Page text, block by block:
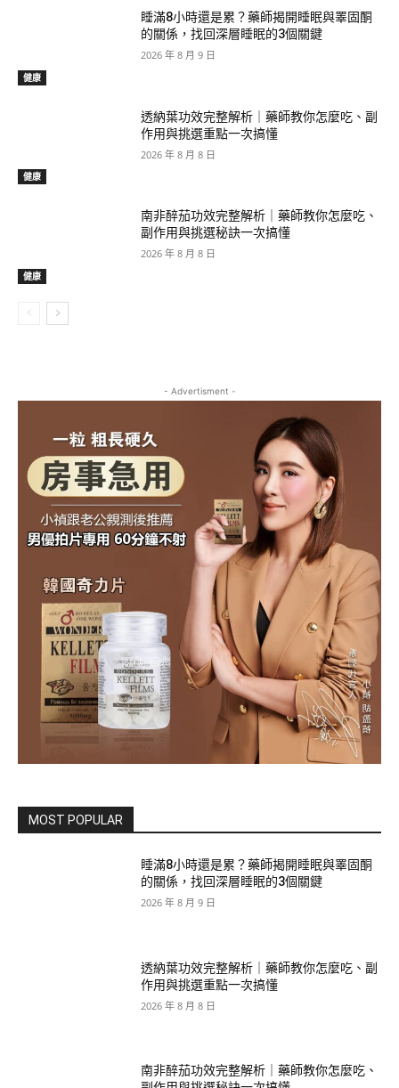
健康
睡滿8小時還是累？藥師揭開睡眠與睪固酮
的關係，找回深層睡眠的3個關鍵
2026 年 8 月 9 日
健康
透納葉功效完整解析｜藥師教你怎麼吃、副
作用與挑選重點一次搞懂
2026 年 8 月 8 日
健康
南非醉茄功效完整解析｜藥師教你怎麼吃、
副作用與挑選秘訣一次搞懂
2026 年 8 月 8 日
- Advertisment -
MOST POPULAR
睡滿8小時還是累？藥師揭開睡眠與睪固酮
的關係，找回深層睡眠的3個關鍵
2026 年 8 月 9 日
透納葉功效完整解析｜藥師教你怎麼吃、副
作用與挑選重點一次搞懂
2026 年 8 月 8 日
南非醉茄功效完整解析｜藥師教你怎麼吃、